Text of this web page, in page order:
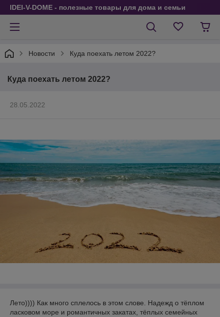
IDEI-V-DOME - полезные товары для дома и семьи
Новости Куда поехать летом 2022?
Куда поехать летом 2022?
28.05.2022
Лето)))) Как много сплелось в этом слове. Надежд о тёплом
ласковом море и романтичных закатах, тёплых семейных